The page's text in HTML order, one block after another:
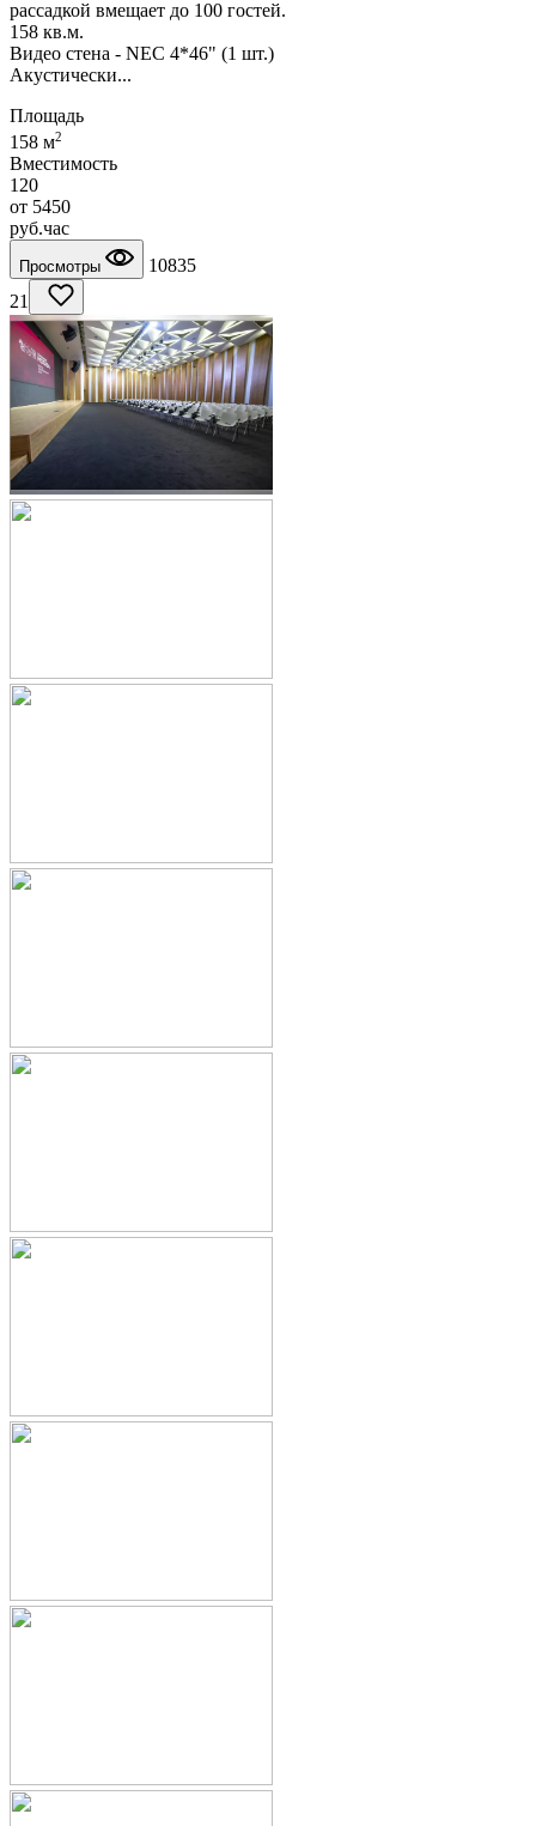
рассадкой вмещает до 100 гостей.
158 кв.м.
Видео стена - NEC 4*46" (1 шт.)
Акустически...
Площадь
158 м2
Вместимость
120
от 5450
руб.час
Просмотры
10835
21